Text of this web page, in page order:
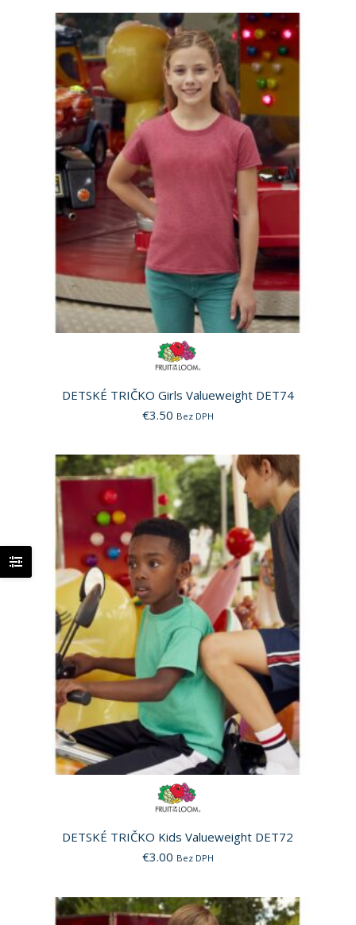
DETSKÉ TRIČKO Girls Valueweight DET74
€3.50 Bez DPH
DETSKÉ TRIČKO Kids Valueweight DET72
€3.00 Bez DPH